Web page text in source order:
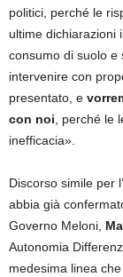
politici, perché le
ultime dichiarazioni
consumo di suolo e
intervenire con
presentato, e
con noi, perché le
inefficacia».
Discorso simile per
abbia già
Governo Meloni,
Autonomia
medesima linea